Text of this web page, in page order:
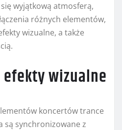
wyjątkową atmosferą,
różnych elementów,
wizualne, a także
wizualne
koncertów trance
są synchronizowane z